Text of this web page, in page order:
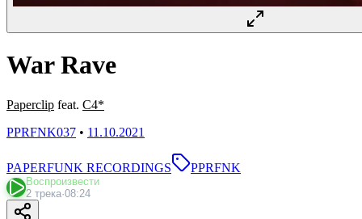
War Rave
Paperclip feat. C4*
PPRFNK037 • 11.10.2021
PAPERFUNK RECORDINGS PPRFNK
Воспроизвести
2 трека·08:24